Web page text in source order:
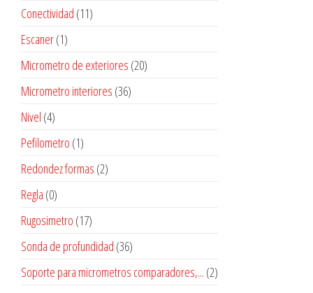
Conectividad (11)
Escaner(1)
Micrometro de exteriores (20)
Micrometro interiores (36)
Nivel (4)
Pefilometro (1)
Redondez formas (2)
Regla (0)
Rugosimetro (17)
Sonda de profundidad (36)
Soporte para micrometros comparadores,... (2)